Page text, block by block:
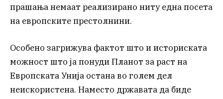
прашања немаат реализирано ниту една посета
на европските престолнини.
Особено загрижува фактот што и историската
можност што ја понуди Планот за раст на
Европската Унија остана во голем дел
неискористена. Наместо државата да биде